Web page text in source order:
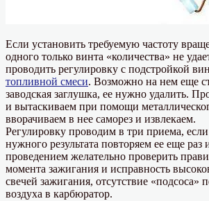
Если установить требуемую частоту
одного только винта «количества» не
проводить регулировку с подстройкой
топливной смеси. Возможно на нем еще
заводская заглушка, ее нужно удалить.
и вытаскиваем при помощи
вворачиваем в нее саморез и извлекаем.
Регулировку проводим в три приема,
нужного результата повторяем ее еще раз
проведением желательно проверить
момента зажигания и исправность
свечей зажигания, отсутствие «подсоса»
воздуха в карбюратор.